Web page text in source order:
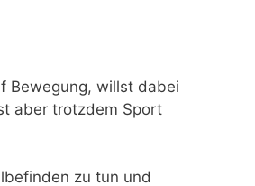
Bewegung, willst dabei
aber trotzdem Sport
zu tun und